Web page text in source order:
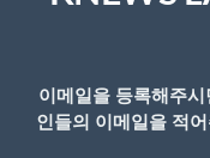
댓글*
이메일을 등록해주
인들의 이메일을 적